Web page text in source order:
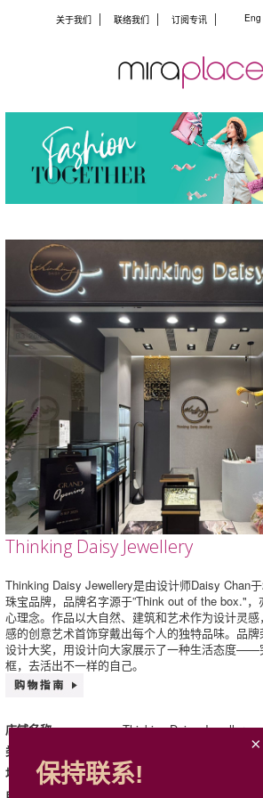
Eng
关于我们 联络我们 订阅专讯
Thinking Daisy Jewellery
Thinking Daisy Jewellery是由设计师Daisy Chan
珠宝品牌，品牌名字源于”Think out of the box."，
心理念。作品以大自然、建筑和艺术作为设计灵
感的创意艺术首饰穿戴出每个人的独特品味。品
设计大奖，用设计向大家展示了一种生活态度——
框，去活出不一样的自己。
店铺名称 Thinking Daisy Jewellery
类别
地址 131, L1, Mira Place 1
保持联系!